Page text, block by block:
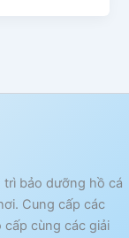
trì bảo dưỡng hồ cá
Cung cấp các
cùng các giải